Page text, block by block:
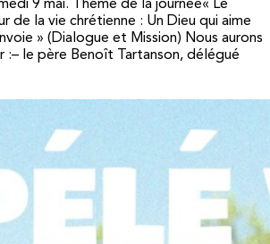
9 mai. Thème de la journée« Le
de la vie chrétienne : Un Dieu qui aime
» (Dialogue et Mission) Nous aurons
:– le père Benoît Tartanson, délégué